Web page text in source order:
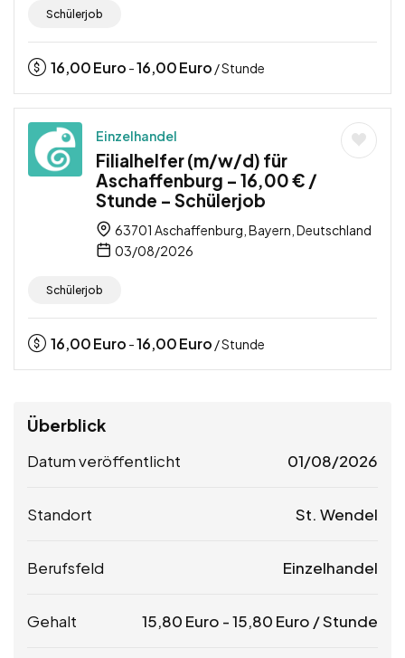
Schülerjob
16,00Euro -16,00Euro / Stunde
Einzelhandel
Filialhelfer (m/w/d) für
Aschaffenburg – 16,00 € /
Stunde – Schülerjob
63701 Aschaffenburg, Bayern, Deutschland
03/08/2026
Schülerjob
16,00Euro -16,00Euro / Stunde
Überblick
Datum veröffentlicht 01/08/2026
Standort St. Wendel
Berufsfeld Einzelhandel
Gehalt 15,80 Euro -15,80 Euro / Stunde